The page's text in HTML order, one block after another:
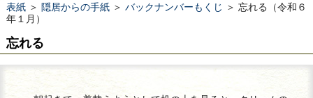
表紙＞ 隠居からの手紙＞ バックナンバーもくじ ＞ 忘れる（令和６
年１月）
忘れる